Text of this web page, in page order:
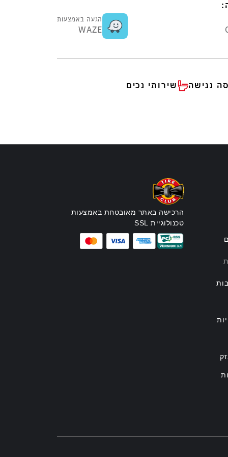
הגעה באמצעות
WAZE
נגישה שירותי נכים
הרכישה באתר מאובטחת באמצעות
טכנולוגיית SSL